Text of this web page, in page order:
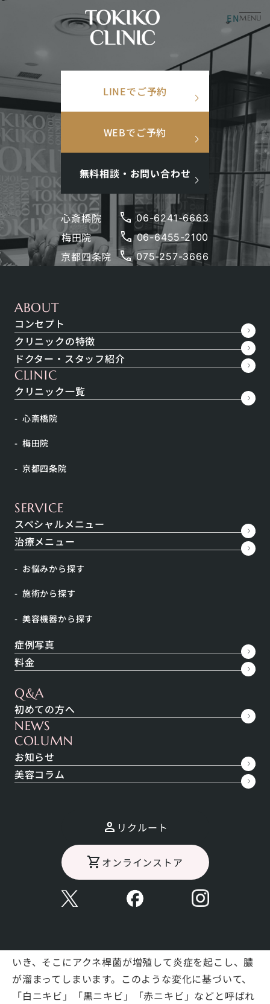
美容皮膚科× 美容内科 ENMENU
LINEでご予約
WEBでご予約
無料相談・お問い合わせ
心斎橋院 phone 06-6241-6663
梅田院 phone 06-6455-2100
京都四条院 phone 075-257-3666
ABOUT
コンセプト
クリニックの特徴
ドクター・スタッフ紹介
CLINIC
クリニック一覧
心斎橋院
梅田院
京都四条院
SERVICE
スペシャルメニュー
治療メニュー
お悩みから探す
施術から探す
美容機器から探す
症例写真
料金
Q&A
初めての方へ
NEWS
COLUMN
お知らせ
美容コラム
リクルート
オンラインストア
検索ワード
索
search
人気ワード
#美肌 #インナーケア#アンチエイジング#点滴
#ホルモン補充 #メンズ肌 #ニキビ跡
閉じる
ニキビの原因とメカニズム
ニキビの原因とメカニズ
ム
2023.04.08 更新日：2026.01.05 ニキビ
ニキビに悩む方は非常に多いです。一説によると6割
います。
ニキビはたった一つの原因でできるわけではありませ
ん。複数の原因が絡み合ってできます。
この記事ではニキビの原因と、そのメカニズムについ
て解説しています。是非ご覧ください。
ニキビ予防
ニキビを治療しなかったらどうなるの？
まとめ
ニキビって何？原因は？
ニキビとは
ニキビは俗称であり、医学的な名称としては「尋常性
痤瘡」といいます。ニキビは皮脂腺が発達し、皮脂分
泌が増加、何らかの原因で毛穴から皮脂がスムーズに
いき、そこにアクネ桿菌が増殖して炎症を起こし、膿
が溜まってしまいます。このような変化に基づいて、
「白ニキビ」「黒ニキビ」「赤ニキビ」などと呼ばれ